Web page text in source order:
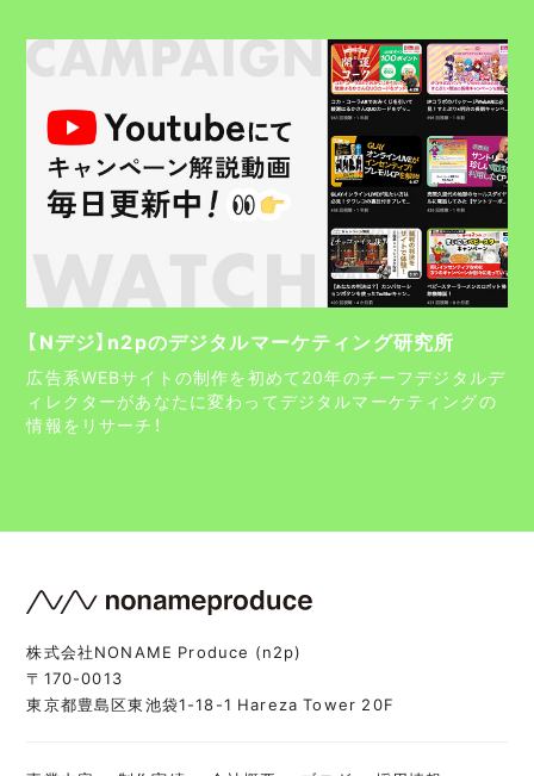
【Nデジ】n2pのデジタルマーケティング研究所
広告系WEBサイトの制作を初めて20年のチーフデジタルデ
ィレクターがあなたに変わってデジタルマーケティングの
情報をリサーチ！
株式会社NONAME Produce (n2p)
〒170-0013
東京都豊島区東池袋1-18-1 Hareza Tower 20F